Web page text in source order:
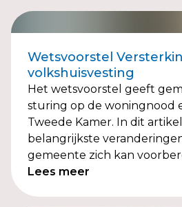
Wetsvoorstel
volkshuisvesting
Het wetsvoorstel geeft
sturing op de woningnood
Tweede Kamer. In dit
belangrijkste
gemeente zich kan
Lees meer